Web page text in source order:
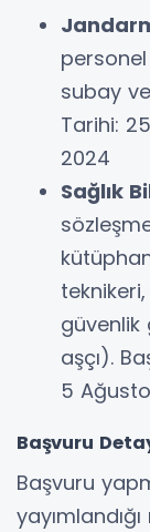
subay
Tarihi:
2024
Sağlık
güvenlik
aşçı).
5
Başvuru
Başvuru